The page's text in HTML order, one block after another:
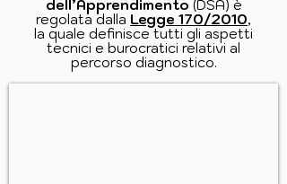
dell’Apprendimento (DSA) è
regolata dalla Legge 170/2010,
la quale definisce tutti gli aspetti
tecnici e burocratici relativi al
percorso diagnostico.